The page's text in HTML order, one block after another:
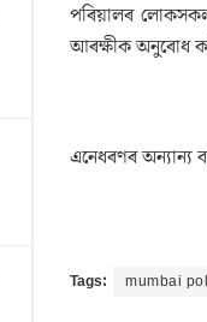
পৰিয়ালৰ লোকসকল
আৰক্ষীক অনুৰোধ
এনেধৰণৰ অন্যান্য
Tags: mumbai